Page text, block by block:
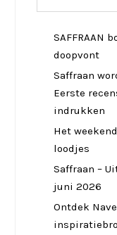
SAFFRAAN
doopvont
Saffraan
Eerste
indrukken
Het
loodjes
Saffraan –
juni 2026
Ontdek